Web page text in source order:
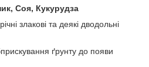
Соя, Кукурудза
злакові та деякі дводольні
ґрунту до появи